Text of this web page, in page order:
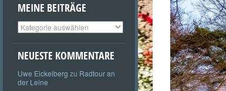
MEINE BEITRÄGE
Meine
Beiträge
NEUESTE KOMMENTARE
Uwe Eickelberg zu Radtour an
der Leine